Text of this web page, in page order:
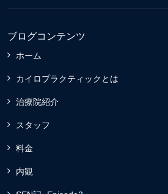
ブログコンテンツ
ホーム
カイロプラクティックとは
治療院紹介
スタッフ
料金
内観